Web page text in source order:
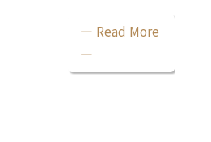
— Read More
—